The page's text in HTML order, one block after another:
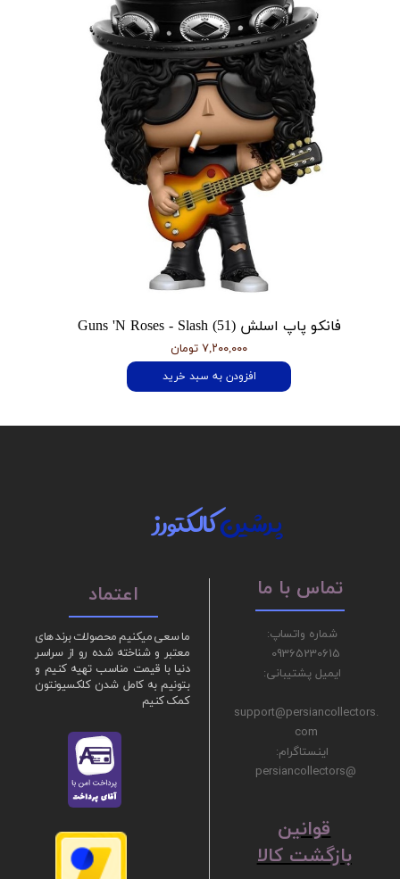
فانکو پاپ اسلش Guns 'N Roses - Slash (51)
۷,۲۰۰,۰۰۰ تومان
افزودن به سبد خرید
ما سعی میکنیم محصولات برند های
معتبر و شناخته شده رو از سراسر
دنیا با قیمت مناسب تهیه کنیم و
بتونیم به کامل شدن کلکسیونتون
کمک کنیم
پرشینکالکتورز
شماره واتساپ:
09365230615
ایمیل پشتیبانی:
support@persiancollectors.
com
اینستاگرام:
@persiancollectors
تماس با ما اعتماد
ق​​​​​​​وانین
بازگشت کالا